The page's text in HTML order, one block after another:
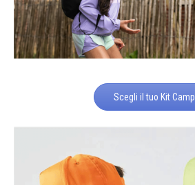
Scegli il tuo Kit Camp